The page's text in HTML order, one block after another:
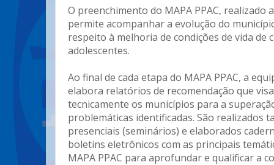
O preenchimento do MAPA PPAC, realizado
permite acompanhar a evolução do
respeito à melhoria de condições de vida de
adolescentes.
Ao final de cada etapa do MAPA PPAC, a
elabora relatórios de recomendação que
tecnicamente os municípios para a
problemáticas identificadas. São realizados
presenciais (seminários) e elaborados
boletins eletrônicos com as principais
MAPA PPAC para aprofundar e qualificar a